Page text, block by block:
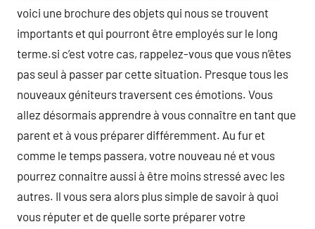
voici une brochure des objets qui nous se trouvent
importants et qui pourront être employés sur le long
terme.si c’est votre cas, rappelez-vous que vous n’êtes
pas seul à passer par cette situation. Presque tous les
nouveaux géniteurs traversent ces émotions. Vous
allez désormais apprendre à vous connaître en tant que
parent et à vous préparer différemment. Au fur et
comme le temps passera, votre nouveau né et vous
pourrez connaitre aussi à être moins stressé avec les
autres. Il vous sera alors plus simple de savoir à quoi
vous réputer et de quelle sorte préparer votre